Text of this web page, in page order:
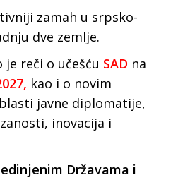
zamah u srpsko-
dve zemlje.
reči o učešću SAD na
kao i o novim
javne diplomatije,
inovacija i
Državama i